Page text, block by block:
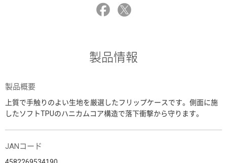
製品情報
製品概要
上質で手触りのよい生地を厳選したフリップケースです。側面に施
したソフトTPUのハニカムコア構造で落下衝撃から守ります。
JANコード